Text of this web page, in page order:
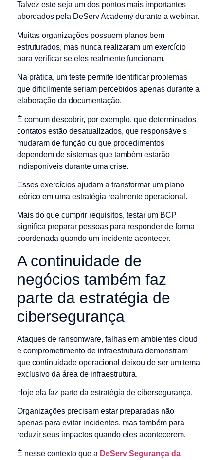
Talvez este seja um dos pontos mais importantes
abordados pela DeServ Academy durante a webinar.
Muitas organizações possuem planos bem
estruturados, mas nunca realizaram um exercício
para verificar se eles realmente funcionam.
Na prática, um teste permite identificar problemas
que dificilmente seriam percebidos apenas durante a
elaboração da documentação.
É comum descobrir, por exemplo, que determinados
contatos estão desatualizados, que responsáveis
mudaram de função ou que procedimentos
dependem de sistemas que também estarão
indisponíveis durante uma crise.
Esses exercícios ajudam a transformar um plano
teórico em uma estratégia realmente operacional.
Mais do que cumprir requisitos, testar um BCP
significa preparar pessoas para responder de forma
coordenada quando um incidente acontecer.
A continuidade de
negócios também faz
parte da estratégia de
cibersegurança
Ataques de ransomware, falhas em ambientes cloud
e comprometimento de infraestrutura demonstram
que continuidade operacional deixou de ser um tema
exclusivo da área de infraestrutura.
Hoje ela faz parte da estratégia de cibersegurança.
Organizações precisam estar preparadas não
apenas para evitar incidentes, mas também para
reduzir seus impactos quando eles acontecerem.
É nesse contexto que a DeServ Segurança da